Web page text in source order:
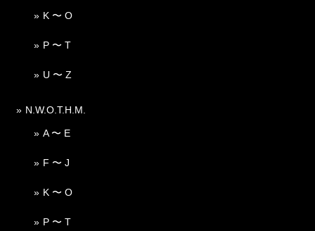
K 〜 O
P 〜 T
U 〜 Z
N.W.O.T.H.M.
A 〜 E
F 〜 J
K 〜 O
P 〜 T